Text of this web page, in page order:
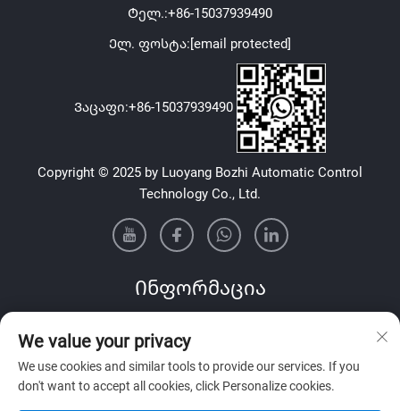
Ტელ.:+86-15037939490
Ელ. ფოსტა:[email protected]
Ვაცაფი:+86-15037939490
Copyright © 2025 by Luoyang Bozhi Automatic Control
Technology Co., Ltd.
Ინფორმაცია
ბიულეტენი
We value your privacy
We use cookies and similar tools to provide our services. If you
don't want to accept all cookies, click Personalize cookies.